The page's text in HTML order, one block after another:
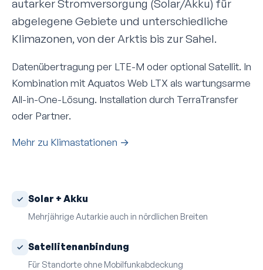
autarker Strom­versorgung (Solar/Akku) für
abgelegene Gebiete und unterschiedliche
Klimazonen, von der Arktis bis zur Sahel.
Datenübertragung per LTE-M oder optional Satellit. In
Kombination mit Aquatos Web LTX als wartungsarme
All-in-One-Lösung. Installation durch TerraTransfer
oder Partner.
Mehr zu Klimastationen →
Solar + Akku
Mehrjährige Autarkie auch in nördlichen Breiten
Satelliten­anbindung
Für Standorte ohne Mobilfunk­abdeckung